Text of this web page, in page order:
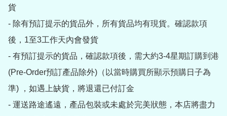
貨
- 除有預訂提示的貨品外，所有貨品均有現貨。確認款項
後，1至3工作天內會發貨
- 有預訂提示的貨品，確認款項後，需大約3-4星期訂購到港
(Pre-Order預訂產品除外)（以當時購買所顯示預購日子為
準) ，如遇上缺貨，將退還已付訂金
- 運送路途遙遠，產品包裝或未處於完美狀態，本店將盡力